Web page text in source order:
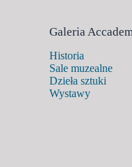
Galeria
Historia
Sale muzealne
Dzieła sztuki
Wystawy